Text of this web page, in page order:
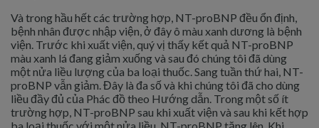
Và trong hầu hết các trường hợp, NT-proBNP đều ổn định,
bệnh nhân được nhập viện, ở đây ô màu xanh dương là bệnh
viện. Trước khi xuất viện, quý vị thấy kết quả NT-proBNP
màu xanh lá đang giảm xuống và sau đó chúng tôi đã dùng
một nửa liều lượng của ba loại thuốc. Sang tuần thứ hai, NT-
proBNP vẫn giảm. Đây là đa số và khi chúng tôi đã cho dùng
liều đầy đủ của Phác đồ theo Hướng dẫn. Trong một số ít
trường hợp, NT-proBNP sau khi xuất viện và sau khi kết hợp